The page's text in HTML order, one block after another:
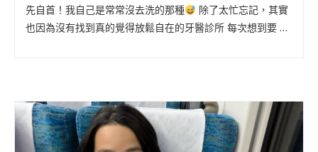
先自首！我自己是常常沒去洗的那種
除了太忙忘記，其實
也因為沒有找到真的覺得放鬆自在的牙醫診所 每次想到要 …